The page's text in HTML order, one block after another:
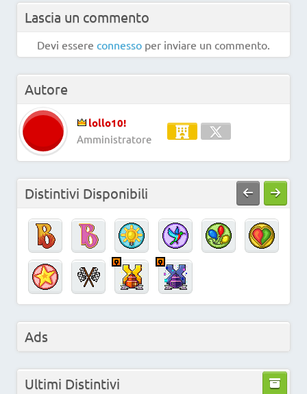
Lascia un commento
Devi essere connesso per inviare un commento.
Autore
lollo10!
Amministratore
Distintivi Disponibili
Ads
Ultimi Distintivi